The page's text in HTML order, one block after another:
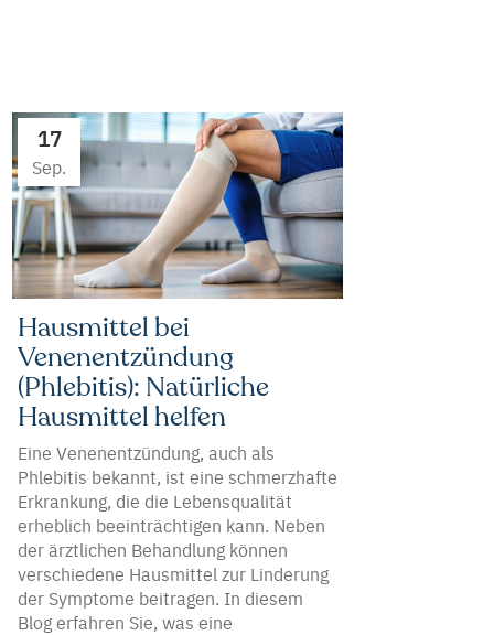
17
Sep.
Hausmittel bei
Venenentzündung
(Phlebitis): Natürliche
Hausmittel helfen
Eine Venenentzündung, auch als
Phlebitis bekannt, ist eine schmerzhafte
Erkrankung, die die Lebensqualität
erheblich beeinträchtigen kann. Neben
der ärztlichen Behandlung können
verschiedene Hausmittel zur Linderung
der Symptome beitragen. In diesem
Blog erfahren Sie, was eine